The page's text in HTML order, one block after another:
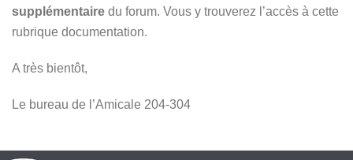
supplémentaire du forum. Vous y trouverez l’accès à cette
rubrique documentation.
A très bientôt,
Le bureau de l’Amicale 204-304